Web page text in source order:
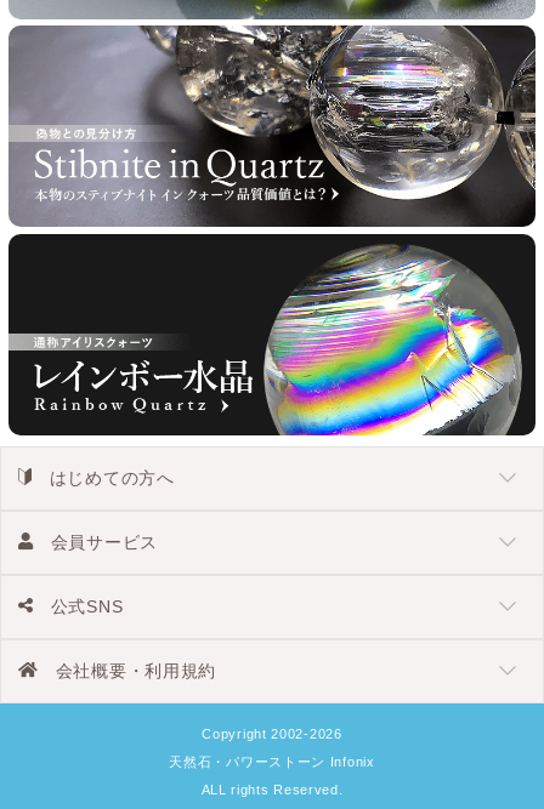
はじめての方へ
会員サービス
公式SNS
会社概要・利用規約
Copyright 2002-2026
天然石・パワーストーン Infonix
ALL rights Reserved.